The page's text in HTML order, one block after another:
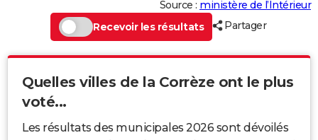
Source : ministère de l’Intérieur
Recevoir les résultats
Partager
Quelles villes de la Corrèze ont le plus
voté...
Les résultats des municipales 2026 sont dévoilés